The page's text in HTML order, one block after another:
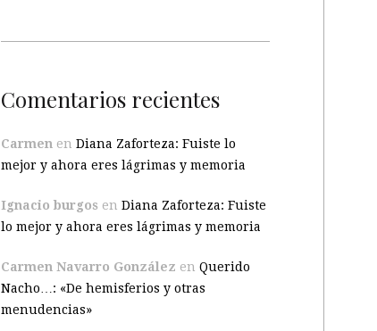
Comentarios recientes
Carmen en Diana Zaforteza: Fuiste lo
mejor y ahora eres lágrimas y memoria
Ignacio burgos en Diana Zaforteza: Fuiste
lo mejor y ahora eres lágrimas y memoria
Carmen Navarro González en Querido
Nacho…: «De hemisferios y otras
menudencias»